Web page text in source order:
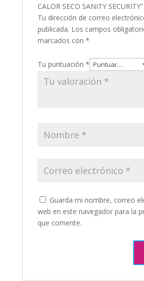
CALOR SECO SANITY SECURITY”
Tu dirección de correo
publicada. Los campos
marcados con *
Tu puntuación *
Guarda mi nombre, correo
web en este navegador para la
que comente.